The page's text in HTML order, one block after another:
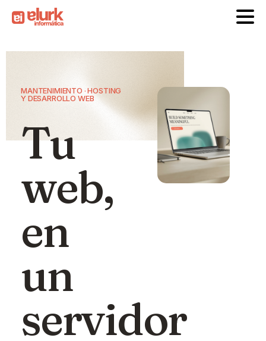
MANTENIMIENTO · HOSTING
Y DESARROLLO WEB
Tu
web,
en
un
servidor